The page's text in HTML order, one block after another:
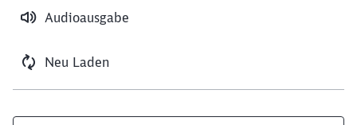
Audioausgabe
Neu Laden